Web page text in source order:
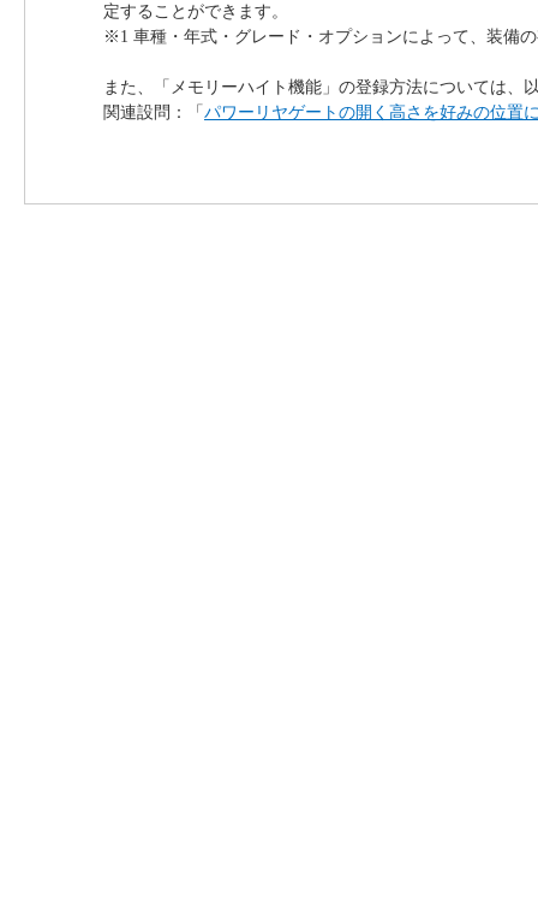
定することができます。
※1 車種・年式・グレード・オプションによって、装備
また、「メモリーハイト機能」の登録方法については、
関連設問：「パワーリヤゲートの開く高さを好みの位置